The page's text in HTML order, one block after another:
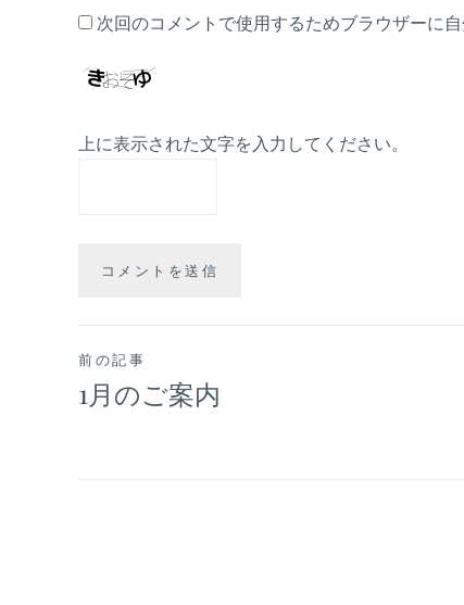
次回のコメントで使用するためブラウザーに
上に表示された文字を入力してください。
投
稿
前の記事
1月のご案内